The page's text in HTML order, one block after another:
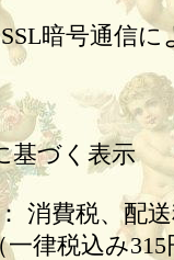
暗号通信に
基づく表示
消費税、配
律税込み